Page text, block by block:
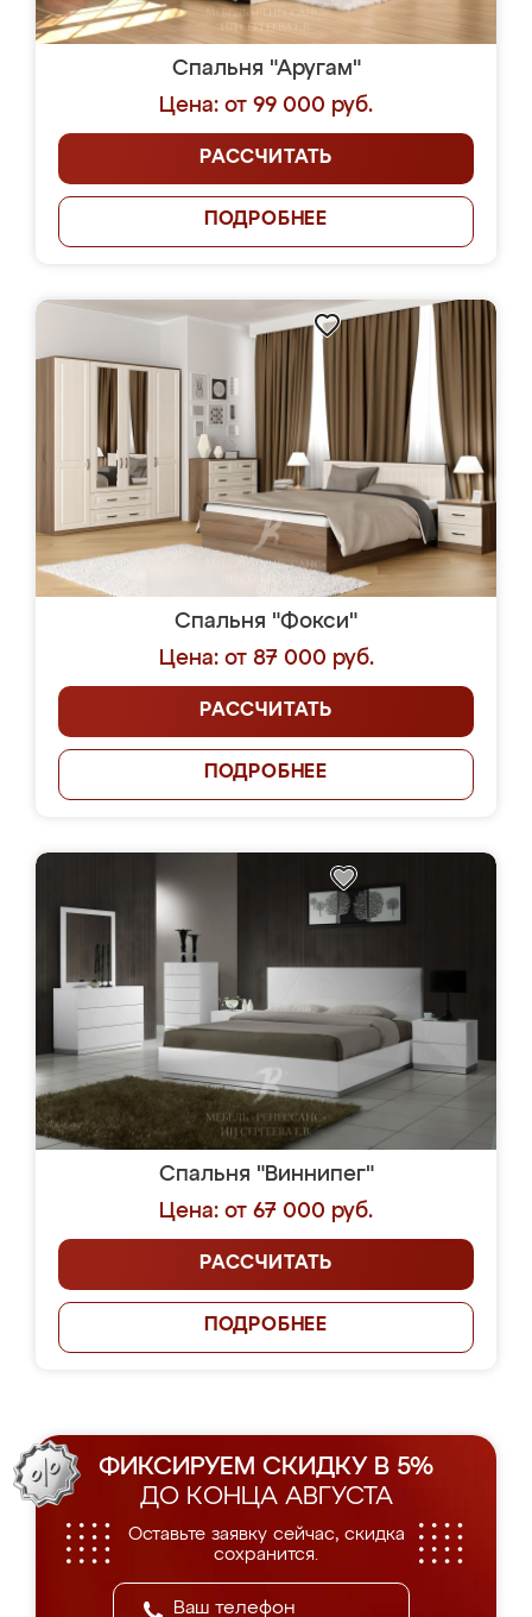
Спальня "Аругам"
Цена: от 99 000 руб.
РАССЧИТАТЬ
ПОДРОБНЕЕ
Спальня "Фокси"
Цена: от 87 000 руб.
РАССЧИТАТЬ
ПОДРОБНЕЕ
Спальня "Виннипег"
Цена: от 67 000 руб.
РАССЧИТАТЬ
ПОДРОБНЕЕ
ФИКСИРУЕМ СКИДКУ В 5%
ДО КОНЦА АВГУСТА
Оставьте заявку сейчас, скидка
сохранится.